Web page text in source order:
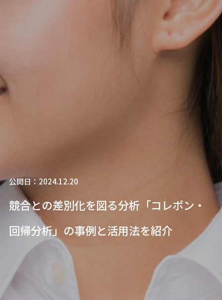
公開日：2024.12.20
競合との差別化を図る分析「コレポン・
回帰分析」の事例と活用法を紹介